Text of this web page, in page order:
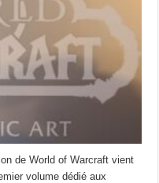
de World of Warcraft vient
volume dédié aux